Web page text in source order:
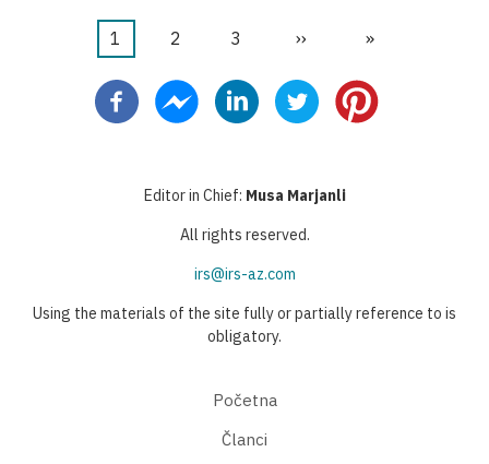
Pagination
Current
1 Stranica
2 Stranica
3
Next
››
Last
»
Editor in Chief: Musa Marjanli
All rights reserved.
irs@irs-az.com
Using the materials of the site fully or partially reference to is
obligatory.
Početna
Članci